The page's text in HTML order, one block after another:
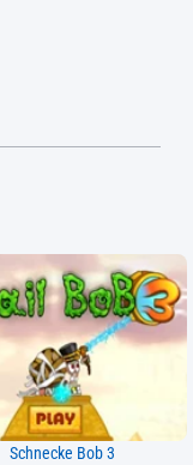
Schnecke Bob 3